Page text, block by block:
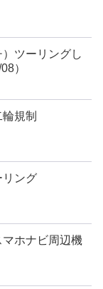
ツーリングし
）
規制
リング
ホナビ周辺機